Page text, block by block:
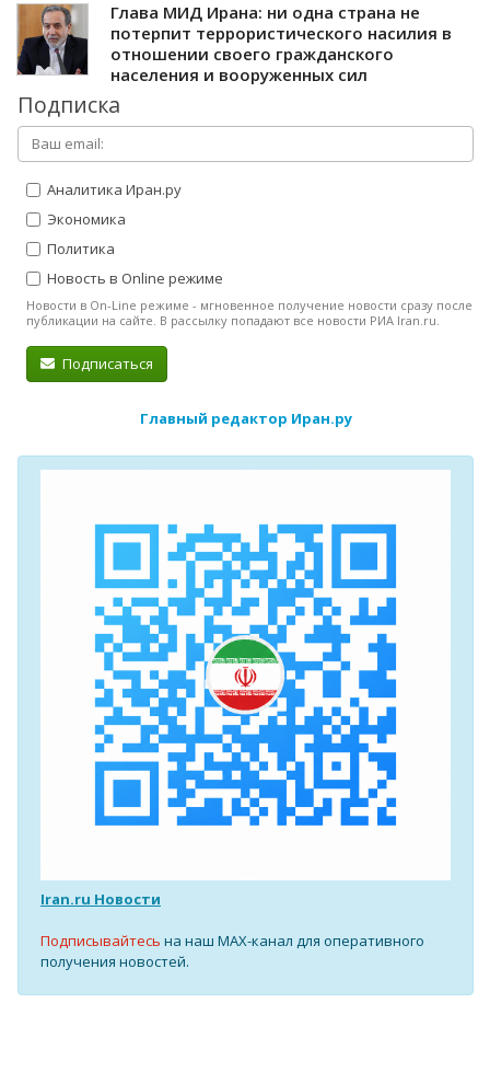
Глава МИД Ирана: ни одна страна не
потерпит террористического насилия в
отношении своего гражданского
населения и вооруженных сил
Подписка
Аналитика Иран.ру
Экономика
Политика
Новость в Online режиме
Новости в On-Line режиме - мгновенное получение новости сразу после
публикации на сайте. В рассылку попадают все новости РИА Iran.ru.
Подписаться
Главный редактор Иран.ру
Iran.ru Новости
Подписывайтесь на наш MAX-канал для оперативного
получения новостей.